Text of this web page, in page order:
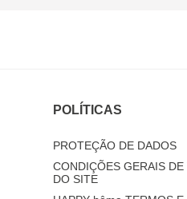
POLÍTICAS
PROTEÇÃO DE DADOS
CONDIÇÕES GERAIS
DO SITE